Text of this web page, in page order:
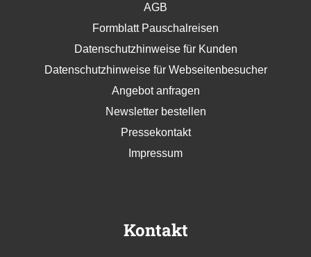
AGB
Formblatt Pauschalreisen
Datenschutzhinweise für Kunden
Datenschutzhinweise für Webseitenbesucher
Angebot anfragen
Newsletter bestellen
Pressekontakt
Impressum
Kontakt